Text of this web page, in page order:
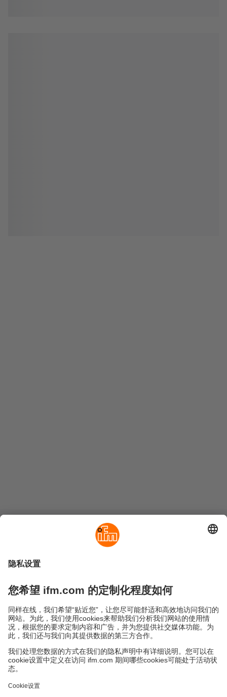
地点 (EN)
隐私政策
易福门电子(上海)有限公司
上海市浦东新区
盛夏路61弄1号楼6层
邮编: 201203
总机: 021 3813 4800
电子邮箱:info.cn@ifm.com
沪ICP备19047231号-1
沪公网安备31011502010310号